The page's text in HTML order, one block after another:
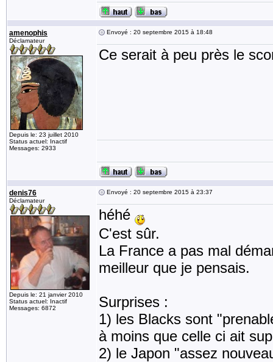
amenophis
Déclamateur
Depuis le: 23 juillet 2010
Status actuel: Inactif
Messages: 2933
Envoyé : 20 septembre 2015 à 18:48
Ce serait à peu près le
denis76
Déclamateur
Depuis le: 21 janvier 2010
Status actuel: Inactif
Messages: 6872
Envoyé : 20 septembre 2015 à 23:37
héhé
C'est sûr.
La France a pas mal
meilleur que je pensais.
Surprises :
1) les Blacks sont
à moins que celle ci ait
2) le Japon "assez